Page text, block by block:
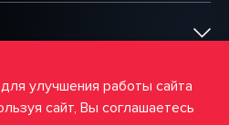
улучшения работы сайта
сайт, Вы соглашаетесь